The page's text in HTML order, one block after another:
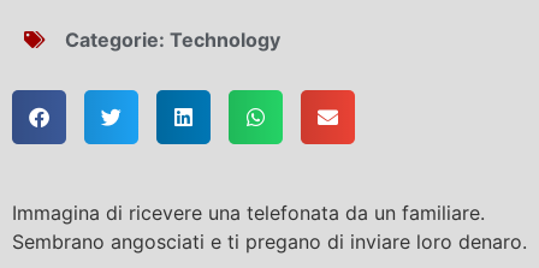
Categorie: Technology
Immagina di ricevere una telefonata da un familiare.
Sembrano angosciati e ti pregano di inviare loro denaro.